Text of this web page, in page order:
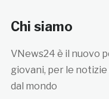
Chi siamo
VNews24 è il nuovo
giovani, per le notizie
dal mondo